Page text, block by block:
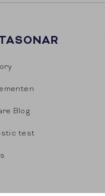
Blog
test